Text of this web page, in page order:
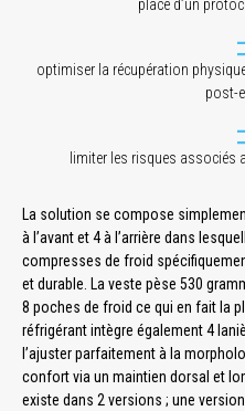
place d’un
optimiser la récupération
post-
limiter les risques associés
La solution se compose
à l’avant et 4 à l’arrière dans
compresses de froid
et durable. La veste pèse 530
8 poches de froid ce qui en fait la
réfrigérant intègre également 4
l’ajuster parfaitement à la
confort via un maintien dorsal et
existe dans 2 versions ; une